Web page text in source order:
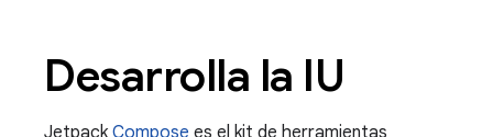
Desarrolla la IU